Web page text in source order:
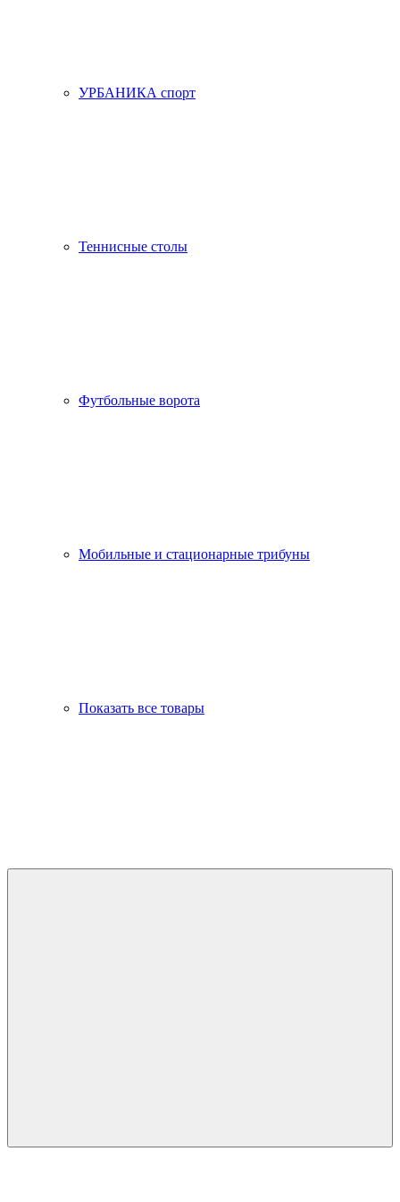
УРБАНИКА спорт
Теннисные столы
Футбольные ворота
Мобильные и стационарные трибуны
Показать все товары